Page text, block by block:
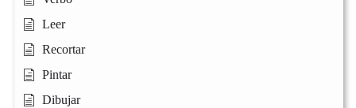
Leer
Recortar
Pintar
Dibujar